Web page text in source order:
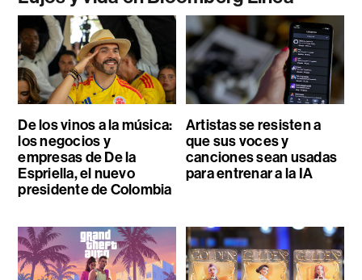
De los vinos a la música:
los negocios y
empresas de De la
Espriella, el nuevo
presidente de Colombia
Artistas se resisten a
que sus voces y
canciones sean usadas
para entrenar a la IA